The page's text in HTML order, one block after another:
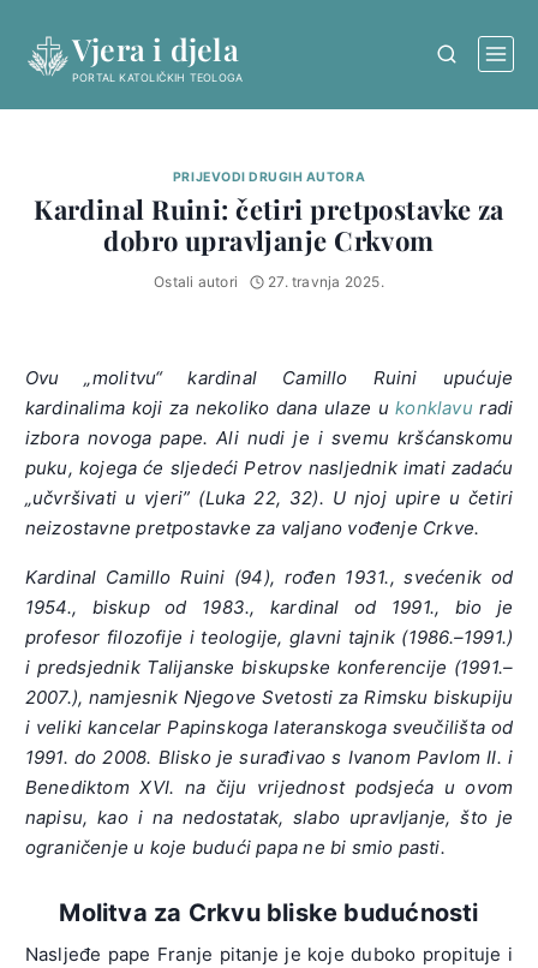
content
Vjera i djela
PORTAL KATOLIČKIH TEOLOGA
PRIJEVODI DRUGIH AUTORA
Kardinal Ruini: četiri pretpostavke za
dobro upravljanje Crkvom
Ostali autori 27. travnja 2025.
Ovu „molitvu“ kardinal Camillo Ruini upućuje
kardinalima koji za nekoliko dana ulaze ukonklavu radi
izbora novoga pape. Ali nudi je i svemu kršćanskomu
puku, kojega će sljedeći Petrov nasljednik imati zadaću
„učvršivati u vjeri” (Luka 22, 32). U njoj upire u četiri
neizostavne pretpostavke za valjano vođenje Crkve.
Kardinal Camillo Ruini (94), rođen 1931., svećenik od
1954., biskup od 1983., kardinal od 1991., bio je
profesor filozofije i teologije, glavni tajnik (1986.–1991.)
i predsjednik Talijanske biskupske konferencije (1991.–
2007.), namjesnik Njegove Svetosti za Rimsku biskupiju
i veliki kancelar Papinskoga lateranskoga sveučilišta od
1991. do 2008. Blisko je surađivao s Ivanom Pavlom II. i
Benediktom XVI. na čiju vrijednost podsjeća u ovom
napisu, kao i na nedostatak, slabo upravljanje, što je
ograničenje u koje budući papa ne bi smio pasti.
Molitva za Crkvu bliske budućnosti
Nasljeđe pape Franje pitanje je koje duboko propituje i